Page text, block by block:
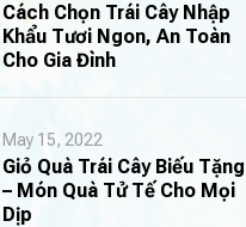
Cách Chọn Trái Cây Nhập
Khẩu Tươi Ngon, An Toàn
Cho Gia Đình
May 15, 2022
Giỏ Quà Trái Cây Biếu Tặng
– Món Quà Tử Tế Cho Mọi
Dịp